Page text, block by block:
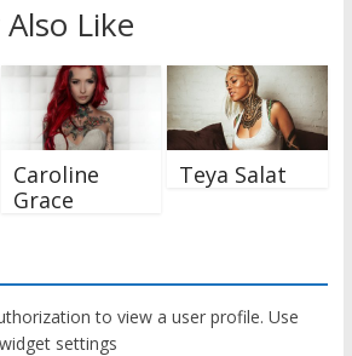
Like
Caroline
Grace
Teya Salat
to view a user profile. Use
settings